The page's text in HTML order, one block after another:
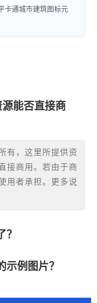
卡通城市建筑图标元
能否直接商
有，这里所提供资
接商用。若由于商
用者承担。更多说
例图片？